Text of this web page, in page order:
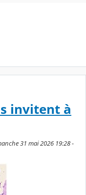
invitent à
31 mai 2026 19:28 -